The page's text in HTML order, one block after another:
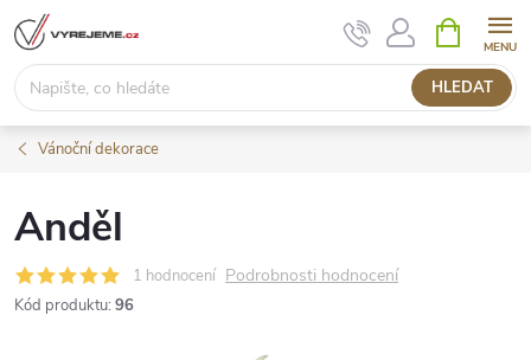
Přejít
na
obsah
HLEDAT
NÁKUPNÍ
KOŠÍK
Vánoční dekorace
Anděl
1 hodnocení Podrobnosti hodnocení
Kód produktu: 96